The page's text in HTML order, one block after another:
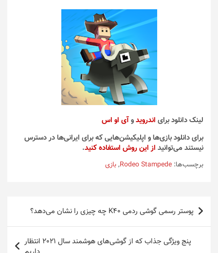
لینک دانلود برای اندرویدوآی او اس
برای دانلود بازی‌ها و اپلیکیشن‌هایی که برای ایرانی‌ها در دسترس
نیستند می‌توانید از این روش استفاده کنید.
برچسب‌ها: Rodeo Stampede
,بازی
راهبری
نوشتهپوستر رسمی گوشی ردمی K40 چه چیزی را نشان می‌دهد؟
پنج ویژگی جذاب که از گوشی‌های هوشمند سال 2021 انتظار